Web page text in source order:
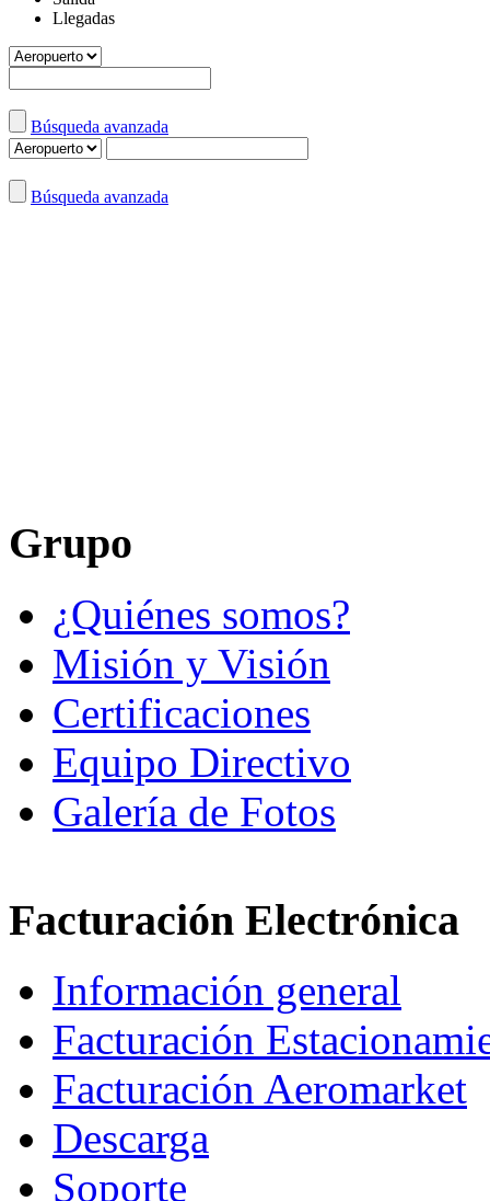
Llegadas
Búsqueda avanzada
Búsqueda avanzada
Grupo
¿Quiénes somos?
Misión y Visión
Certificaciones
Equipo Directivo
Galería de Fotos
Facturación Electrónica
Información general
Facturación
Facturación Aeromarket
Descarga
Soporte